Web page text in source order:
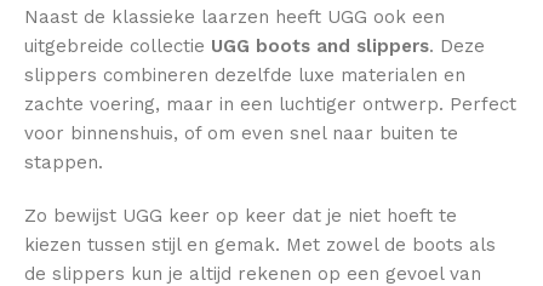
Naast de klassieke laarzen heeft UGG ook een
uitgebreide collectie UGG boots and slippers. Deze
slippers combineren dezelfde luxe materialen en
zachte voering, maar in een luchtiger ontwerp. Perfect
voor binnenshuis, of om even snel naar buiten te
stappen.
Zo bewijst UGG keer op keer dat je niet hoeft te
kiezen tussen stijl en gemak. Met zowel de boots als
de slippers kun je altijd rekenen op een gevoel van